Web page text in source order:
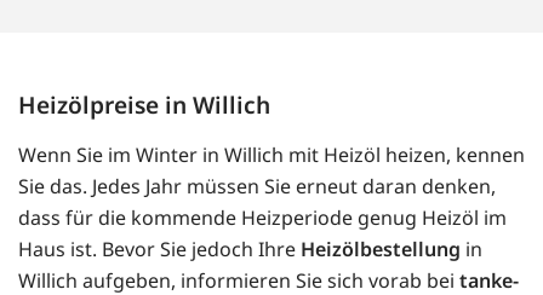
Heizölpreise in Willich
Wenn Sie im Winter in Willich mit Heizöl heizen, kennen
Sie das. Jedes Jahr müssen Sie erneut daran denken,
dass für die kommende Heizperiode genug Heizöl im
Haus ist. Bevor Sie jedoch Ihre Heizölbestellung in
Willich aufgeben, informieren Sie sich vorab bei tanke-